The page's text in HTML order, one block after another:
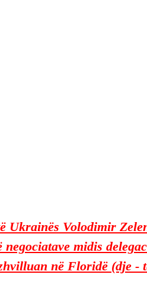
Ukrainës Volodimir
midis
në Floridë (dje -